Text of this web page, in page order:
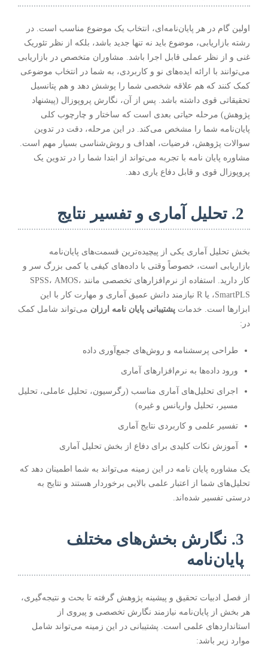
اولین گام در هر پایان‌نامه‌ای، انتخاب یک موضوع مناسب است. در
رشته بازاریابی، موضوع باید نه تنها جدید باشد، بلکه از نظر تئوریک
غنی و از نظر عملی قابل اجرا باشد. مشاوران متخصص در بازاریابی
می‌توانند با ارائه ایده‌های نو و کاربردی، به شما در انتخاب موضوعی
کمک کنند که هم علاقه شخصی شما را پوشش دهد و هم پتانسیل
تحقیقاتی قوی داشته باشد. پس از آن، نگارش پروپوزال (پیشنهاد
پژوهش) مرحله حیاتی بعدی است که ساختار و چارچوب کلی
پایان‌نامه شما را مشخص می‌کند. در این مرحله، دقت در تدوین
سوالات پژوهش، فرضیات، اهداف و روش‌شناسی بسیار مهم است.
مشاوره پایان نامه با تجربه می‌تواند از ابتدا شما را در تدوین یک
پروپوزال قوی و قابل دفاع یاری دهد.
2. تحلیل آماری و تفسیر نتایج
بخش تحلیل آماری یکی از پیچیده‌ترین قسمت‌های پایان‌نامه
بازاریابی است، خصوصاً وقتی با داده‌های کیفی یا کمی بزرگ سر و
کار دارید. استفاده از نرم‌افزارهای تخصصی مانند SPSS، AMOS،
SmartPLS، یا R نیازمند دانش عمیق آماری و مهارت کار با این
ابزارها است. خدمات پشتیبانی پایان نامه ارزان می‌تواند شامل کمک
در:
طراحی پرسشنامه و روش‌های جمع‌آوری داده
ورود داده‌ها به نرم‌افزارهای آماری
اجرای تحلیل‌های آماری مناسب (رگرسیون، تحلیل عاملی، تحلیل
مسیر، تحلیل واریانس و غیره)
تفسیر علمی و کاربردی نتایج آماری
آموزش نکات کلیدی برای دفاع از بخش تحلیل آماری
یک مشاوره پایان نامه در این زمینه می‌تواند به شما اطمینان دهد که
تحلیل‌های شما از اعتبار علمی بالایی برخوردار هستند و نتایج به
درستی تفسیر شده‌اند.
3. نگارش بخش‌های مختلف
پایان‌نامه
از فصل ادبیات تحقیق و پیشینه پژوهش گرفته تا بحث و نتیجه‌گیری،
هر بخش از پایان‌نامه نیازمند نگارش تخصصی و پیروی از
استانداردهای علمی است. پشتیبانی در این زمینه می‌تواند شامل
موارد زیر باشد: